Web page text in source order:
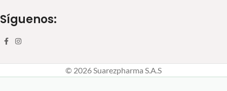
Síguenos:
© 2026 Suarezpharma S.A.S